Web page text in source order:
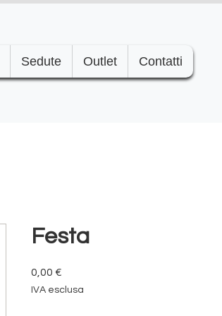
Sedute Outlet Contatti
Festa
0,00 €
IVA esclusa